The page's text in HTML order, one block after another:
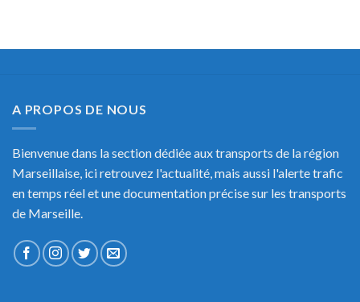
A PROPOS DE NOUS
Bienvenue dans la section dédiée aux transports de la région
Marseillaise, ici retrouvez l'actualité, mais aussi l'alerte trafic
en temps réel et une documentation précise sur les transports
de Marseille.